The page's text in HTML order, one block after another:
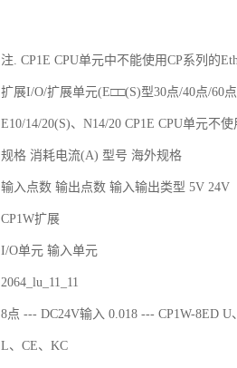
注. CP1E CPU单元中不能使用CP系列的
扩展I/O/扩展单元(E□□(S)型30点/40点/60
E10/14/20(S)、N14/20 CP1E CPU单元不使
规格 消耗电流(A) 型号 海外规格
输入点数 输出点数 输入输出类型 5V 24V
CP1W扩展
I/O单元 输入单元
2064_lu_11_11
8点 --- DC24V输入 0.018 --- CP1W-8ED U
L、CE、KC